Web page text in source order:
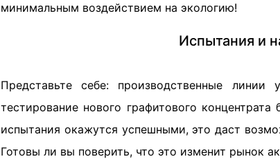
минимальным воздействием на экологию!
Испытания и
Представьте себе: производственные
тестирование нового графитового
испытания окажутся успешными, это даст
Готовы ли вы поверить, что это изменит рынок